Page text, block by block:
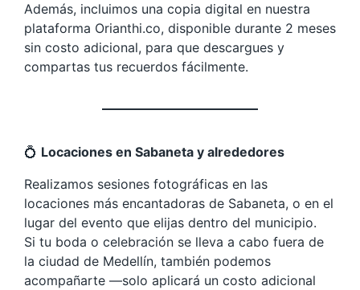
Además, incluimos una copia digital en nuestra
plataforma Orianthi.co, disponible durante 2 meses
sin costo adicional, para que descargues y
compartas tus recuerdos fácilmente.
💍 Locaciones en Sabaneta y alrededores
Realizamos sesiones fotográficas en las
locaciones más encantadoras de Sabaneta, o en el
lugar del evento que elijas dentro del municipio.
Si tu boda o celebración se lleva a cabo fuera de
la ciudad de Medellín, también podemos
acompañarte —solo aplicará un costo adicional